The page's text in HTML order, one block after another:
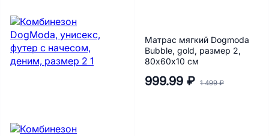
Матрас мягкий Dogmoda
Bubble, gold, размер 2,
80х60х10 см
999.99 ₽ 1 499 ₽